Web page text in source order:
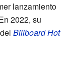
lanzamiento
2022, su
Billboard Hot